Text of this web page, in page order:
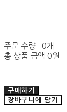
주문 수량
0개
총 상품 금액 0원
구매하기
장바구니에 담기